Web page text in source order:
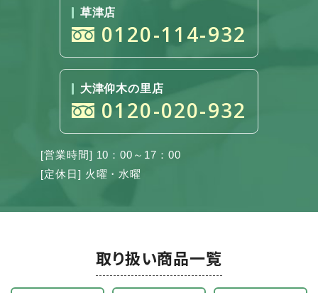
草津店
0120-114-932
大津仰木の里店
0120-020-932
[営業時間] 10：00～17：00
[定休日] 火曜・水曜
取り扱い商品一覧